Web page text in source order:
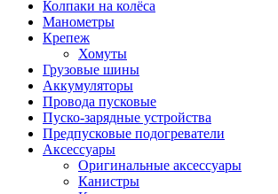
Колпаки на колёса
Манометры
Крепеж
Хомуты
Грузовые шины
Аккумуляторы
Провода пусковые
Пуско-зарядные устройства
Предпусковые подогреватели
Аксессуары
Оригинальные аксессуары
Канистры